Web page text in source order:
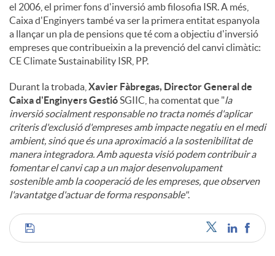
el 2006, el primer fons d'inversió amb filosofia ISR. A més,
Caixa d'Enginyers també va ser la primera entitat espanyola
a llançar un pla de pensions que té com a objectiu d'inversió
empreses que contribueixin a la prevenció del canvi climàtic:
CE Climate Sustainability ISR, PP.
Durant la trobada, Xavier Fàbregas, Director General de
Caixa d'Enginyers GestióSGIIC, ha comentat que "la
inversió socialment responsable no tracta només d'aplicar
criteris d'exclusió d'empreses amb impacte negatiu en el medi
ambient, sinó que és una aproximació a la sostenibilitat de
manera integradora. Amb aquesta visió podem contribuir a
fomentar el canvi cap a un major desenvolupament
sostenible amb la cooperació de les empreses, que observen
l'avantatge d'actuar de forma responsable".
C